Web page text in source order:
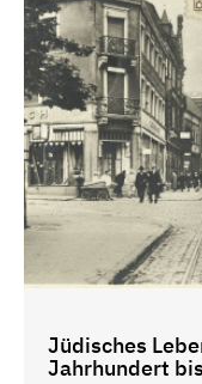
Jüdisches
Jahrhundert